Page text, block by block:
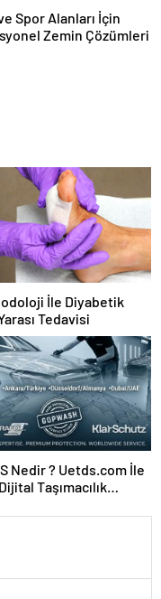
Spor Alanları İçin
Zemin Çözümleri
İle Diyabetik
Tedavisi
Nedir ? Uetds.com İle
Taşımacılık